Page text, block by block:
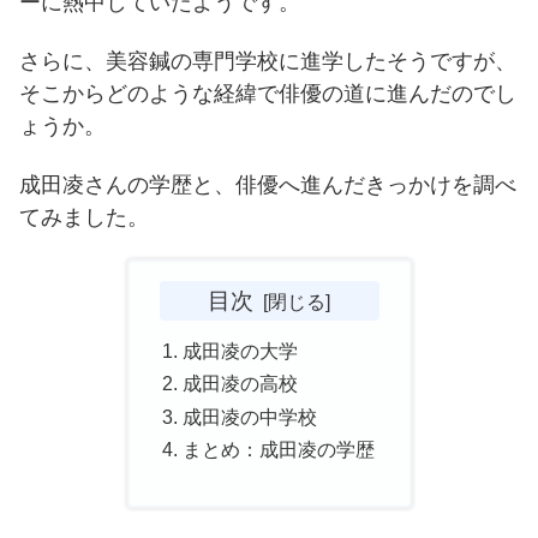
さらに、美容鍼の専門学校に進学したそうですが、
そこからどのような経緯で俳優の道に進んだのでし
ょうか。
成田凌さんの学歴と、俳優へ進んだきっかけを調べ
てみました。
目次
成田凌の大学
成田凌の高校
成田凌の中学校
まとめ：成田凌の学歴